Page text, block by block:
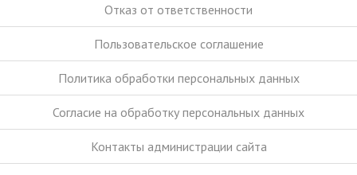
Отказ от ответственности
Пользовательское соглашение
Политика обработки персональных данных
Согласие на обработку персональных данных
Контакты администрации сайта